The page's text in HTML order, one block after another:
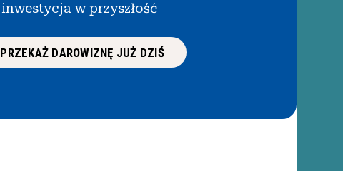
inwestycja w przyszłość
PRZEKAŻ DAROWIZNĘ JUŻ DZIŚ